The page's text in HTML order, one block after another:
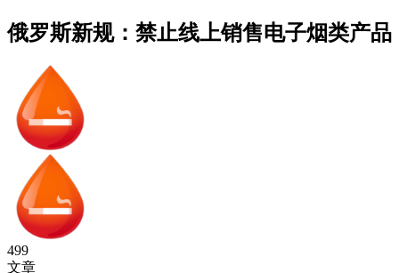
俄罗斯新规：禁止线上销售电子烟类产品
499
文章